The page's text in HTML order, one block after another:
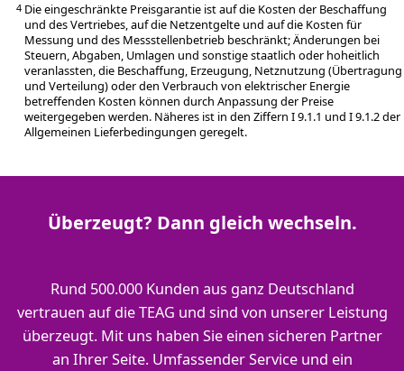
4 Die eingeschränkte Preisgarantie ist auf die Kosten der Beschaffung
und des Vertriebes, auf die Netzentgelte und auf die Kosten für
Messung und des Messstellenbetrieb beschränkt; Änderungen bei
Steuern, Abgaben, Umlagen und sonstige staatlich oder hoheitlich
veranlassten, die Beschaffung, Erzeugung, Netznutzung (Übertragung
und Verteilung) oder den Verbrauch von elektrischer Energie
betreffenden Kosten können durch Anpassung der Preise
weitergegeben werden. Näheres ist in den Ziffern I 9.1.1 und I 9.1.2 der
Allgemeinen Lieferbedingungen geregelt.
Überzeugt? Dann gleich wechseln.
Rund 500.000 Kunden aus ganz Deutschland
vertrauen auf die TEAG und sind von unserer Leistung
überzeugt. Mit uns haben Sie einen sicheren Partner
an Ihrer Seite. Umfassender Service und ein